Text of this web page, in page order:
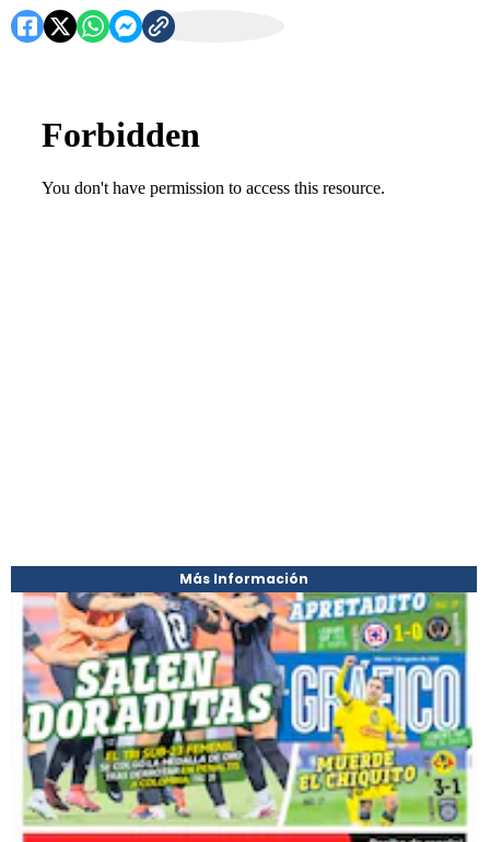
Más Información